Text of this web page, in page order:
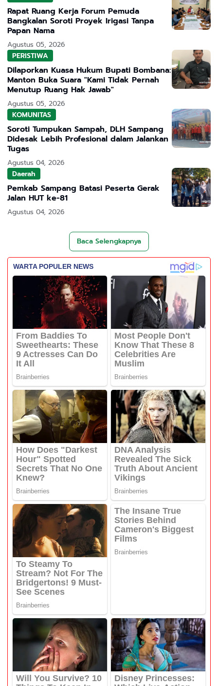
Rapat Ruang Kerja Forum Pemuda
Bangkalan Soroti Proyek Irigasi Tanpa
Papan Nama
Agustus 05, 2026
PERISTIWA
Dilaporkan Kuasa Hukum Bupati Bombana:
Manton Buka Suara "Kami Tidak Pernah
Menutup Ruang Hak Jawab"
Agustus 05, 2026
KOMUNITAS
Soroti Tumpukan Sampah, DLH Sampang
Didesak Lebih Profesional dalam Jalankan
Tugas
Agustus 04, 2026
Daerah
Pemkab Sampang Batasi Peserta Gerak
Jalan HUT ke-81
Agustus 04, 2026
Baca Selengkapnya